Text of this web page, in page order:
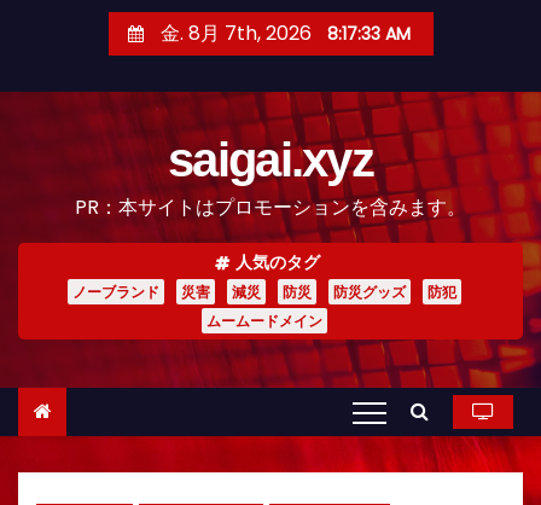
金. 8月 7th, 2026 8:17:34 AM
saigai.xyz
PR：本サイトはプロモーションを含みます。
人気のタグ
ノーブランド 災害 減災 防災 防災グッズ
防犯
ムームードメイン